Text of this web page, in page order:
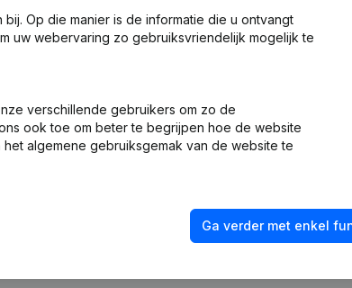
- Statuten (Vertaling, Coördinatie, Overige
- Euro
Op die manier is de informatie die u ontvangt
uw webervaring zo gebruiksvriendelijk mogelijk te
verschillende gebruikers om zo de
ook toe om beter te begrijpen hoe de website
algemene gebruiksgemak van de website te
Ga verder met enkel